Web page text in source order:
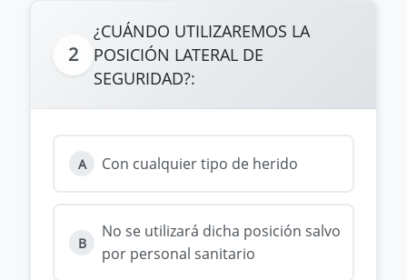
2
¿CUÁNDO UTILIZAREMOS LA
POSICIÓN LATERAL DE
SEGURIDAD?:
A Con cualquier tipo de herido
B
No se utilizará dicha posición salvo
por personal sanitario